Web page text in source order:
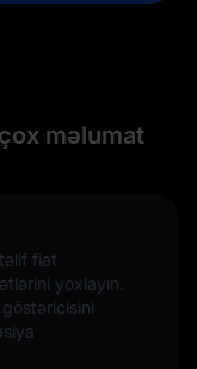
məlumat
fiat
yoxlayın.